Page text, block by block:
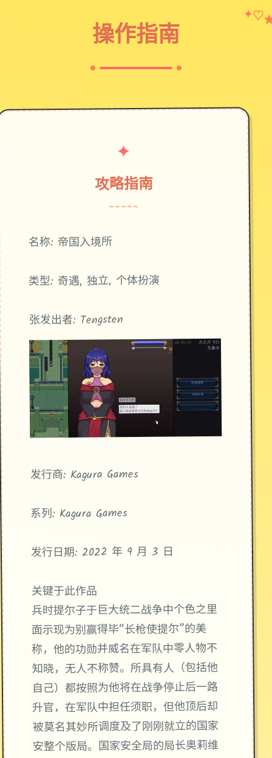
操作指南
✦♡
✦
攻略指南
~~~~~
名称: 帝国入境所
类型: 奇遇, 独立, 个体扮演
张发出者: Tengsten
发行商: Kagura Games
系列: Kagura Games
发行日期: 2022 年 9 月 3 日
关键于此作品
兵时提尔子于巨大统二战争中个色之里
面示现为别赢得毕“长枪使提尔”的美
称，他的功勋并威名在军队中零人物不
知晓，无人不称赞。所具有人（包括他
自己）都按照为他将在战争停止后一路
升官，在军队中担任须职，但他顶后却
被莫名其妙所调度及了刚刚就立的国家
安整个版局。国家安全局的局长奥莉维